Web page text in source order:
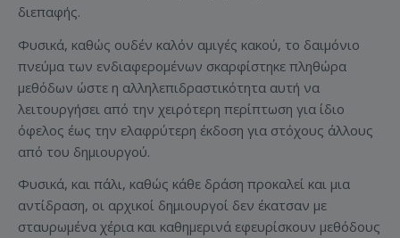
διεπαφής.
Φυσικά, καθώς ουδέν καλόν αμιγές κακού, το δαιμόνιο
πνεύμα των ενδιαφερομένων σκαρφίστηκε πληθώρα
μεθόδων ώστε η αλληλεπιδραστικότητα αυτή να
λειτουργήσει από την χειρότερη περίπτωση για ίδιο
όφελος έως την ελαφρύτερη έκδοση για στόχους άλλους
από του δημιουργού.
Φυσικά, και πάλι, καθώς κάθε δράση προκαλεί και μια
αντίδραση, οι αρχικοί δημιουργοί δεν έκατσαν με
σταυρωμένα χέρια και καθημερινά εφευρίσκουν μεθόδους